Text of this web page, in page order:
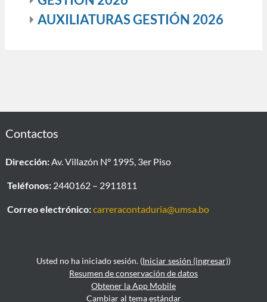
AUXILIATURAS GESTIÓN 2026
Contactos
Dirección:Av. Villazón N° 1995, 3er Piso
Teléfonos: 2440162 – 2911811
Correo electrónico:carreracontaduria@umsa.bo
Usted no ha iniciado sesión. (Iniciar sesión (ingresar))
Resumen de conservación de datos
Obtener la App Mobile
Cambiar al tema estándar